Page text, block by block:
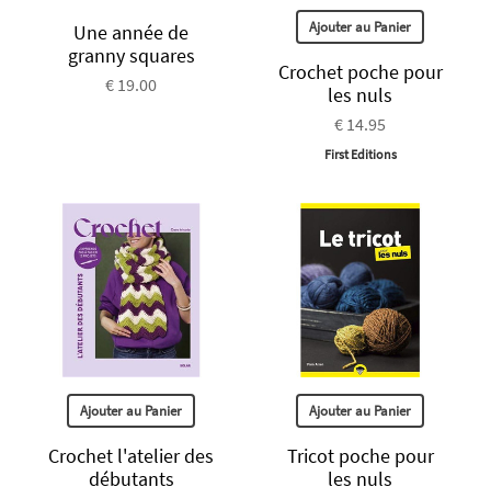
Une année de
granny squares
€ 19.00
Ajouter au Panier
Crochet poche pour
les nuls
€ 14.95
First Editions
Ajouter au Panier
Crochet l'atelier des
débutants
Ajouter au Panier
Tricot poche pour
les nuls